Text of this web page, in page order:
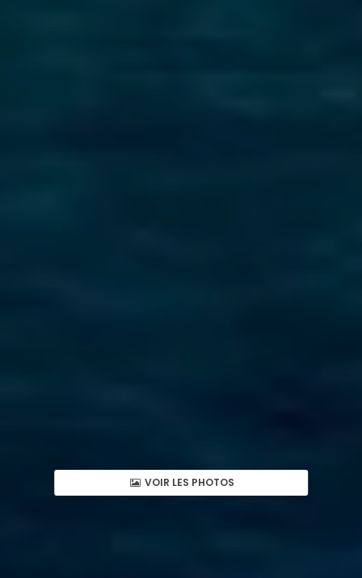
VOIR LES PHOTOS